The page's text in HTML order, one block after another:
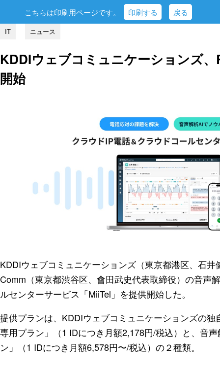
こちらは印刷用ページです。 印刷する 戻る
IT ニュース
KDDIウェブコミュニケーションズ
開始
KDDIウェブコミュニケーションズ（東京都港区、石
Comm（東京都渋谷区、會田武史代表取締役）の音声
ルセンターサービス「MiiTel」を提供開始した。
提供プランは、KDDIウェブコミュニケーションズの
専用プラン」（1 IDにつき月額2,178円/税込）と、音
ン」（1 IDにつき月額6,578円〜/税込）の２種類。